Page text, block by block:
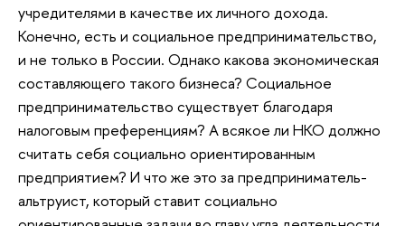
учредителями в качестве их личного дохода.
Конечно, есть и социальное предпринимательство,
и не только в России. Однако какова экономическая
составляющего такого бизнеса? Социальное
предпринимательство существует благодаря
налоговым преференциям? А всякое ли НКО должно
считать себя социально ориентированным
предприятием? И что же это за предприниматель-
альтруист, который ставит социально